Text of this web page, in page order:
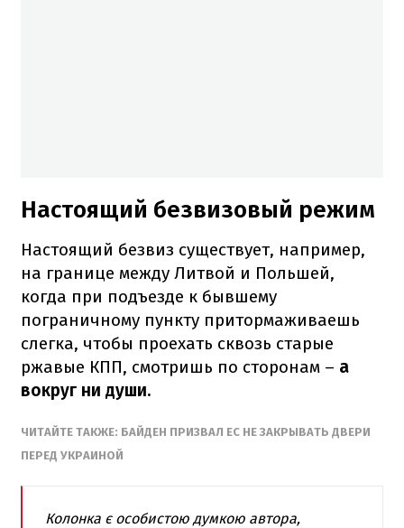
Настоящий безвизовый режим
Настоящий безвиз существует, например,
на границе между Литвой и Польшей,
когда при подъезде к бывшему
пограничному пункту притормаживаешь
слегка, чтобы проехать сквозь старые
ржавые КПП, смотришь по сторонам – а
вокруг ни души.
ЧИТАЙТЕ ТАКЖЕ: БАЙДЕН ПРИЗВАЛ ЕС НЕ ЗАКРЫВАТЬ ДВЕРИ
ПЕРЕД УКРАИНОЙ
Колонка є особистою думкою автора,